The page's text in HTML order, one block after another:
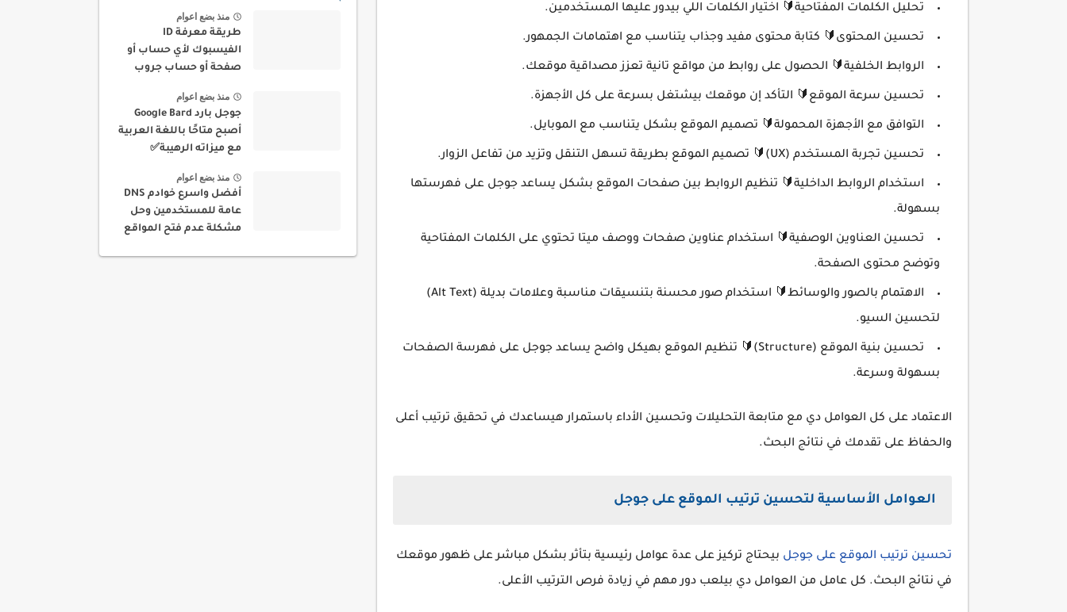
تحليل الكلمات المفتاحية🔰 اختيار الكلمات اللي بيدور عليها المستخدمين.
تحسين المحتوى🔰 كتابة محتوى مفيد وجذاب يتناسب مع اهتمامات الجمهور.
الروابط الخلفية🔰 الحصول على روابط من مواقع تانية تعزز مصداقية موقعك.
تحسين سرعة الموقع🔰 التأكد إن موقعك بيشتغل بسرعة على كل الأجهزة.
التوافق مع الأجهزة المحمولة🔰 تصميم الموقع بشكل يتناسب مع الموبايل.
تحسين تجربة المستخدم (UX)🔰 تصميم الموقع بطريقة تسهل التنقل وتزيد من تفاعل الزوار.
استخدام الروابط الداخلية🔰 تنظيم الروابط بين صفحات الموقع بشكل يساعد جوجل على فهرستها
بسهولة.
تحسين العناوين الوصفية🔰 استخدام عناوين صفحات ووصف ميتا تحتوي على الكلمات المفتاحية
وتوضح محتوى الصفحة.
الاهتمام بالصور والوسائط🔰 استخدام صور محسنة بتنسيقات مناسبة وعلامات بديلة (Alt Text)
لتحسين السيو.
تحسين بنية الموقع (Structure)🔰 تنظيم الموقع بهيكل واضح يساعد جوجل على فهرسة الصفحات
بسهولة وسرعة.
الاعتماد على كل العوامل دي مع متابعة التحليلات وتحسين الأداء باستمرار هيساعدك في تحقيق ترتيب أعلى
والحفاظ على تقدمك في نتائج البحث.
العوامل الأساسية لتحسين ترتيب الموقع على جوجل
تحسين ترتيب الموقع على جوجل بيحتاج تركيز على عدة عوامل رئيسية بتأثر بشكل مباشر على ظهور موقعك
في نتائج البحث. كل عامل من العوامل دي بيلعب دور مهم في زيادة فرص الترتيب الأعلى.
منذ بضع اعوام
طريقة معرفة ID
الفيسبوك لأي حساب أو
صفحة أو حساب جروب
منذ بضع اعوام
جوجل بارد Google Bard
أصبح متاحًا باللغة العربية
مع ميزاته الرهيبة✅
منذ بضع اعوام
أفضل واسرع خوادم DNS
عامة للمستخدمين وحل
مشكلة عدم فتح المواقع